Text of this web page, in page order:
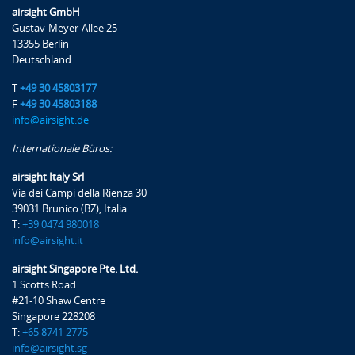
Sicherheitsbeurteilungen (Safety Assessment)
Richtlinienkontrolle
Umgang mit sicherheitsspezifischen Aspekten (non-
ELoS (Equivalent Level of Safety)
SC (Special Condition)
Sicherheitsmanagementsystem (PART ADR OR’s)
Organisationsstruktur
Gefahrenidentifikation
Risikoreduzierende Maßnahmen
Verifizierung der Safety Performance
Verantwortlichkeiten
airsight GmbH
Gustav-Meyer-Allee 25
13355 Berlin
Deutschland
T +49 30 45803177
F +49 30 45803188
info@airsight.de
Internationale Büros:
airsight Italy Srl
Via dei Campi della Rienza 30
39031 Brunico (BZ), Italia
T: +39 0474 980018
info@airsight.it
airsight Singapore Pte. Ltd.
1 Scotts Road
#21-10 Shaw Centre
Singapore 228208
T: +65 8741 2775
info@airsight.sg